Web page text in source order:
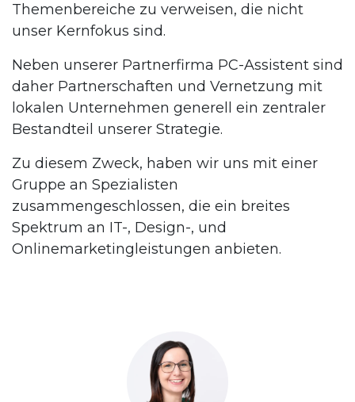
Themenbereiche zu verweisen, die nicht
unser Kernfokus sind.
Neben unserer Partnerfirma PC-Assistent sind
daher Partnerschaften und Vernetzung mit
lokalen Unternehmen generell ein zentraler
Bestandteil unserer Strategie.
Zu diesem Zweck, haben wir uns mit einer
Gruppe an Spezialisten
zusammengeschlossen, die ein breites
Spektrum an IT-, Design-, und
Onlinemarketingleistungen anbieten.